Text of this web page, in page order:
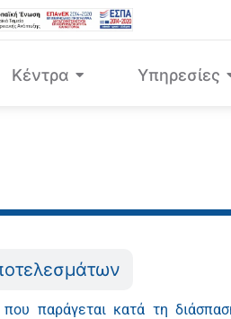
Κέντρα Υπηρεσίες
παράγεται κατά τη